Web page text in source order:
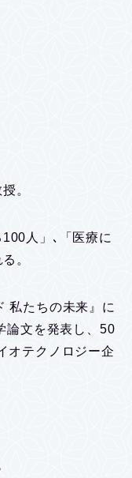
。
人」､「医療に
。
私たちの未来』に
論文を発表し、50
オテクノロジー企